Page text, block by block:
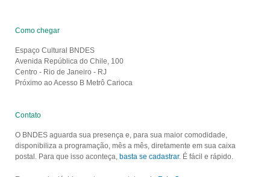
Como chegar
Espaço Cultural BNDES
Avenida República do Chile, 100
Centro - Rio de Janeiro - RJ
Próximo ao Acesso B Metrô Carioca
Contato
O BNDES aguarda sua presença e, para sua maior comodidade,
disponibiliza a programação, mês a mês, diretamente em sua caixa
postal. Para que isso aconteça, basta se cadastrar. É fácil e rápido.